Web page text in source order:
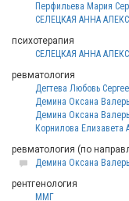
Перфильева Мария
СЕЛЕЦКАЯ АННА
психотерапия
СЕЛЕЦКАЯ АННА
ревматология
Дегтева Любовь
Демина Оксана
Демина Оксана
Корнилова Елизавета
ревматология (по
Демина Оксана
рентгенология
ММГ